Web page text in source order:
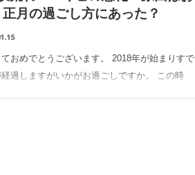
正月の過ごし方にあった？
おめでとうございます。 2018年が始まりすで
過しますがいかがお過ごしですか。 この時